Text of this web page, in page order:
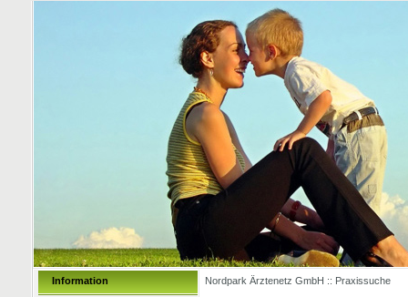
Information Nordpark Ärztenetz GmbH :: Praxissuche